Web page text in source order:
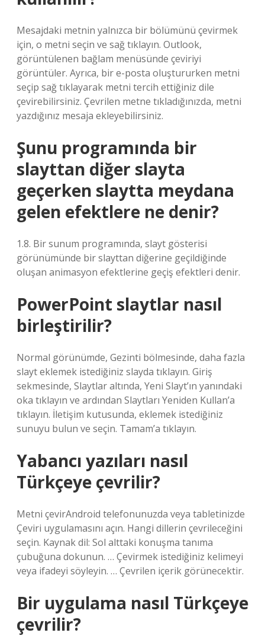
Mesajdaki metnin yalnızca bir bölümünü çevirmek
için, o metni seçin ve sağ tıklayın. Outlook,
görüntülenen bağlam menüsünde çeviriyi
görüntüler. Ayrıca, bir e-posta oluştururken metni
seçip sağ tıklayarak metni tercih ettiğiniz dile
çevirebilirsiniz. Çevrilen metne tıkladığınızda, metni
yazdığınız mesaja ekleyebilirsiniz.
Şunu programında bir
slayttan diğer slayta
geçerken slaytta meydana
gelen efektlere ne denir?
1.8. Bir sunum programında, slayt gösterisi
görünümünde bir slayttan diğerine geçildiğinde
oluşan animasyon efektlerine geçiş efektleri denir.
PowerPoint slaytlar nasıl
birleştirilir?
Normal görünümde, Gezinti bölmesinde, daha fazla
slayt eklemek istediğiniz slayda tıklayın. Giriş
sekmesinde, Slaytlar altında, Yeni Slayt’ın yanındaki
oka tıklayın ve ardından Slaytları Yeniden Kullan’a
tıklayın. İletişim kutusunda, eklemek istediğiniz
sunuyu bulun ve seçin. Tamam’a tıklayın.
Yabancı yazıları nasıl
Türkçeye çevrilir?
Metni çevirAndroid telefonunuzda veya tabletinizde
Çeviri uygulamasını açın. Hangi dillerin çevrileceğini
seçin. Kaynak dil: Sol alttaki konuşma tanıma
çubuğuna dokunun. … Çevirmek istediğiniz kelimeyi
veya ifadeyi söyleyin. … Çevrilen içerik görünecektir.
Bir uygulama nasıl Türkçeye
çevrilir?